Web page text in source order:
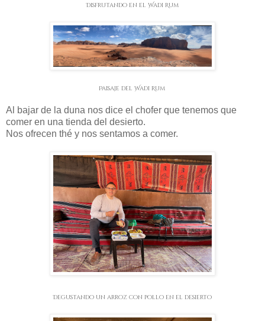
Disfrutando en el Wadi Rum
Paisaje del Wadi Rum
Al bajar de la duna nos dice el chofer que tenemos que
comer en una tienda del desierto.
Nos ofrecen thé y nos sentamos a comer.
Degustando un arroz con pollo en el desierto